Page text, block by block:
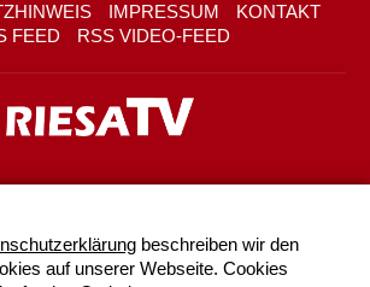
IMPRESSUM
KONTAKT
FEED
RSS VIDEO-FEED
beschreiben wir den
auf unserer Webseite. Cookies